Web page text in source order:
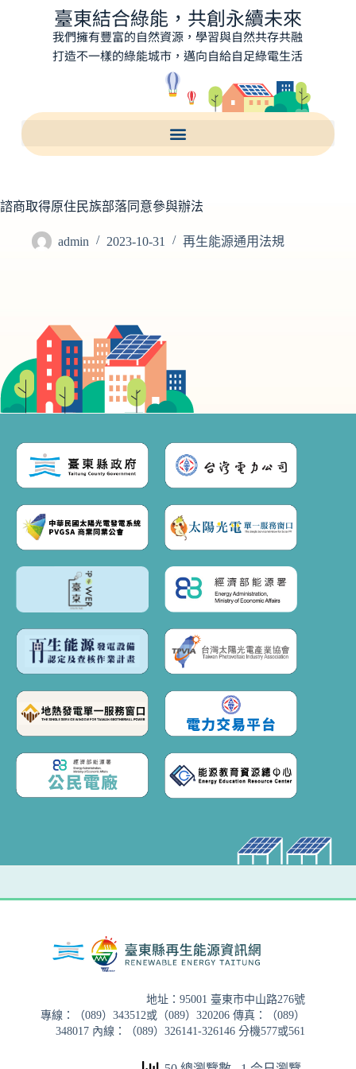
臺東結合綠能，共創永續未來
我們擁有豐富的自然資源，學習與自然共存共融
打造不一樣的綠能城市，邁向自給自足綠電生活
諮商取得原住民族部落同意參與辦法
admin 2023-10-31 再生能源通用法規
地址：95001 臺東市中山路276號
專線：（089）343512或（089）320206 傳真：（089）
348017 內線：（089）326141-326146 分機577或561